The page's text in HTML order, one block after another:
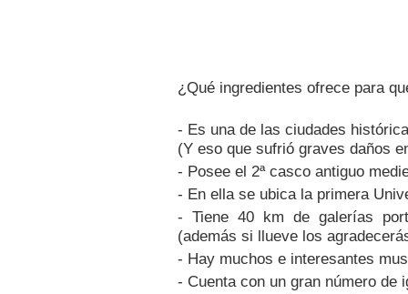
¿Qué ingredientes ofrece para
- Es una de las ciudades
(Y eso que sufrió graves daños
- Posee el 2ª casco antiguo
- En ella se ubica la primera
- Tiene 40 km de galerías
(además si llueve los
- Hay muchos e interesantes
- Cuenta con un gran número